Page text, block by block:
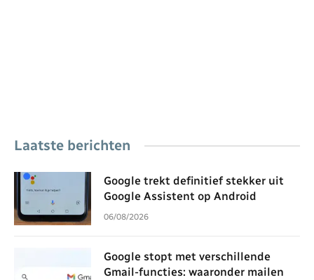
Laatste berichten
Google trekt definitief stekker uit
Google Assistent op Android
06/08/2026
Google stopt met verschillende
Gmail-functies: waaronder mailen